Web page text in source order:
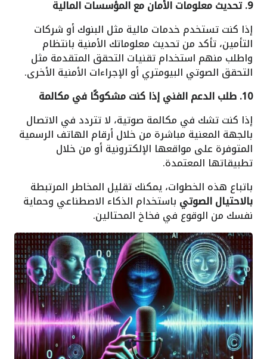
9. تحديث معلومات الأمان مع المؤسسات المالية
إذا كنت تستخدم خدمات مالية مثل البنوك أو شركات
التأمين، تأكد من تحديث معلوماتك الأمنية بانتظام
واطلب منهم استخدام تقنيات التحقق المتقدمة مثل
التحقق الصوتي البيومتري أو الإجراءات الأمنية الأخرى.
10. طلب الدعم الفني إذا كنت مشكوكًا في مكالمة
إذا كنت تشك في مكالمة صوتية، لا تتردد في الاتصال
بالجهة المعنية مباشرة من خلال أرقام الهاتف الرسمية
المتوفرة على مواقعها الإلكترونية أو من خلال
تطبيقاتها المعتمدة.
باتباع هذه الخطوات، يمكنك تقليل المخاطر المرتبطة
بالاحتيال الصوتي باستخدام الذكاء الاصطناعي وحماية
نفسك من الوقوع في فخاخ المحتالين.